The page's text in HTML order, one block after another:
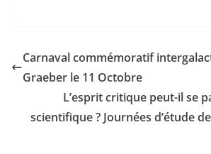
Carnaval commémoratif
Graeber le 11 Octobre
L’esprit critique peut-il se
scientifique ? Journées d’étude de